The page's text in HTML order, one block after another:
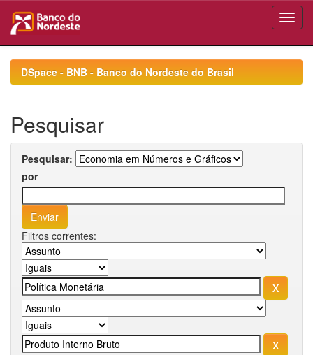
navigationDSpace - BNB - Banco do Nordeste do Brasil
Pesquisar
Pesquisar:
por
Filtros correntes: